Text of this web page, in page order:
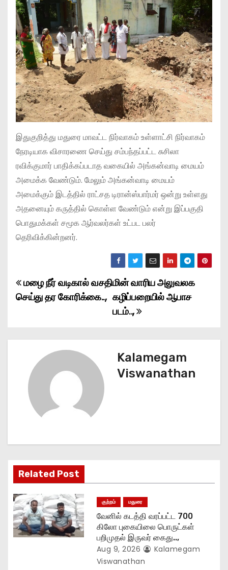
இதுகுறித்து மதுரை மாவட்ட நிர்வாகம் உள்ளாட்சி நிர்வாகம்
நேரடியாக விசாரணை செய்து சம்பந்தப்பட்ட சுசிலா
ரவிக்குமார் பாதிக்கப்படாத வகையில் அங்கன்வாடி மையம்
அமைக்க வேண்டும். மேலும் அங்கன்வாடி மையம்
அமைக்கும் இடத்தில் ராட்சத டிரான்ஸ்பார்மர் ஒன்று உள்ளது
அதனையும் கருத்தில் கொள்ள வேண்டும் என்று இப்பகுதி
பொதுமக்கள் சமூக ஆர்வலர்கள் உட்பட பலர்
தெரிவிக்கின்றனர்.
P
a
t
i
o
மின் வாரிய அலுவலக
கழிப்பறையில் ஆபாச
படம்..,
மழை நீர் வடிகால் வசதி
செய்து தர கோரிக்கை..,
Kalamegam
Viswanathan
Related Post
குற்றம் மதுரை
வேனில் கடத்தி வரப்பட்ட 700
கிலோ புகையிலை பொருட்கள்
பறிமுதல் இருவர் கைது..,
Aug 9, 2026
Kalamegam
Viswanathan